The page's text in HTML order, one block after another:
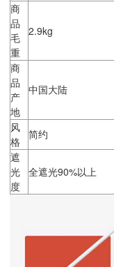
商
品
毛
重
2.9kg
商
品
产
地
中国大陆
风
格
简约
遮
光
度
全遮光90%以上